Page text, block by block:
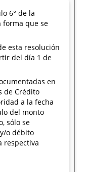
6° de la
forma que se
esta resolución
del día 1 de
en
de Crédito
a la fecha
del monto
sólo se
o débito
respectiva